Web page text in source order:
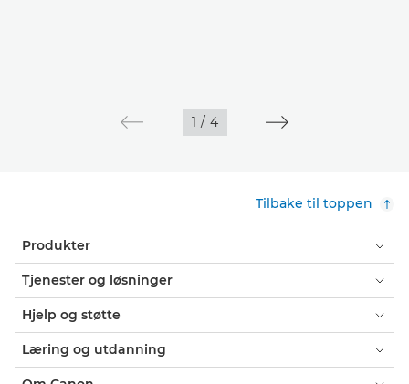
1 / 4
Tilbake til toppen
Produkter
Tjenester og løsninger
Hjelp og støtte
Læring og utdanning